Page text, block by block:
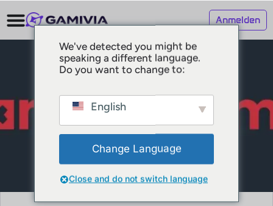
Anmelden
We've detected you might be
speaking a different language.
Do you want to change to:
English
Change Language
Close and do not switch language